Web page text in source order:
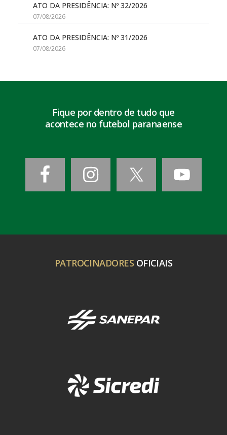
ATO DA PRESIDÊNCIA: Nº 32/2026
07/08/2026
ATO DA PRESIDÊNCIA: Nº 31/2026
07/08/2026
Fique por dentro de tudo que
acontece no futebol paranaense
PATROCINADORES OFICIAIS